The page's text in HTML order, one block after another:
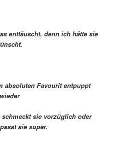
enttäuscht, denn ich hätte sie
absoluten Favourit entpuppt
sie vorzüglich oder
sie super.